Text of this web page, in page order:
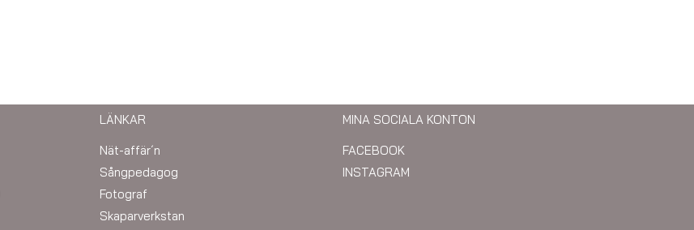
LÄNKAR
Nät-affär´n
Sångpedagog
Fotograf
Skaparverkstan
MINA SOCIALA KONTON
FACEBOOK
INSTAGRAM